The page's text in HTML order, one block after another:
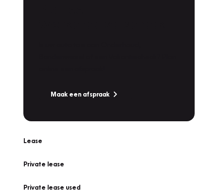
Maak een afspraak
Lease
Private lease
Private lease used